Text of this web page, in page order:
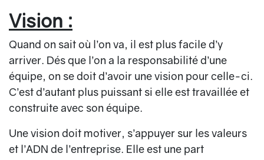
Vision :
Quand on sait où l’on va, il est plus facile d’y
arriver. Dés que l’on a la responsabilité d’une
équipe, on se doit d’avoir une vision pour celle-ci.
C’est d’autant plus puissant si elle est travaillée et
construite avec son équipe.
Une vision doit motiver, s’appuyer sur les valeurs
et l’ADN de l’entreprise. Elle est une part